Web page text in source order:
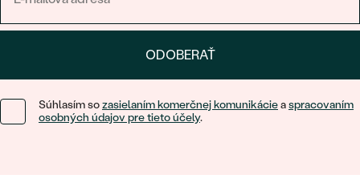
ODOBERAŤ
Súhlasím sozasielaním komerčnej komunikácieaspracovaním
osobných údajov pre tieto účely.